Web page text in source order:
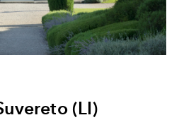
(LI)